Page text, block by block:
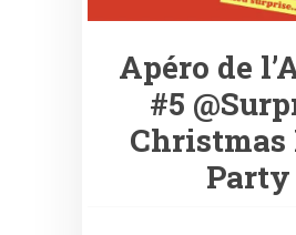
Apéro de
#5
Christmas
Party